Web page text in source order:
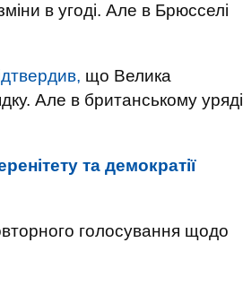
в угоді. Але в Брюсселі
що Велика
Але в британському уряді
та демократії
голосування щодо